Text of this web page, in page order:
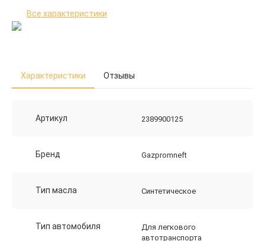
Все характеристики
Характеристики Отзывы
Артикул 2389900125
Бренд Gazpromneft
Тип масла Синтетическое
Тип автомобиля
Для легкового
автотранспорта